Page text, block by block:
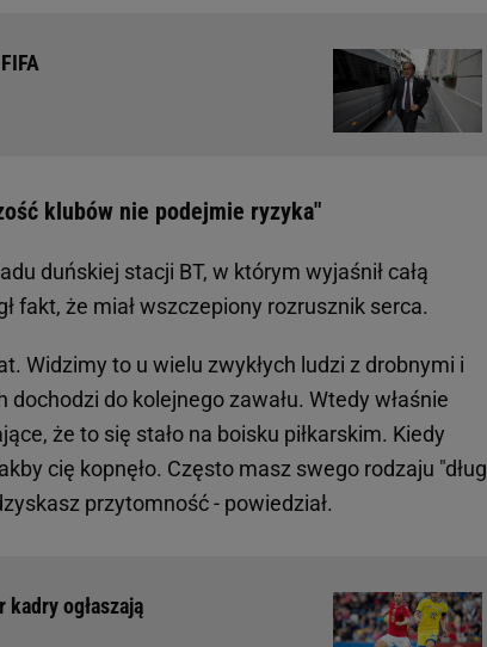
klubów nie podejmie ryzyka"
duńskiej stacji BT, w którym wyjaśnił całą
fakt, że miał wszczepiony rozrusznik serca.
Widzimy to u wielu zwykłych ludzi z drobnymi i
do kolejnego zawału. Wtedy właśnie
że to się stało na boisku piłkarskim. Kiedy
cię kopnęło. Często masz swego rodzaju "dług
przytomność - powiedział.
ogłaszają